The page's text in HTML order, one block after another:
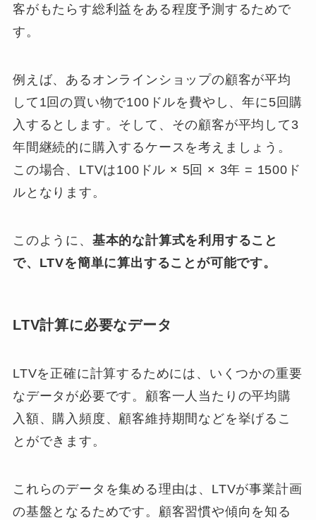
客がもたらす総利益をある程度予測するためで
す。
例えば、あるオンラインショップの顧客が平均
して1回の買い物で100ドルを費やし、年に5回購
入するとします。そして、その顧客が平均して3
年間継続的に購入するケースを考えましょう。
この場合、LTVは100ドル × 5回 × 3年 = 1500ド
ルとなります。
このように、 基本的な計算式を利用すること
で、LTVを簡単に算出することが可能です。
LTV計算に必要なデータ
LTVを正確に計算するためには、いくつかの重要
なデータが必要です。顧客一人当たりの平均購
入額、購入頻度、顧客維持期間などを挙げるこ
とができます。
これらのデータを集める理由は、LTVが事業計画
の基盤となるためです。顧客習慣や傾向を知る